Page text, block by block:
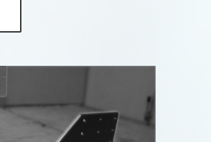
KIA
LEAPMOTOR
LEXUS
Ulysse
Uno